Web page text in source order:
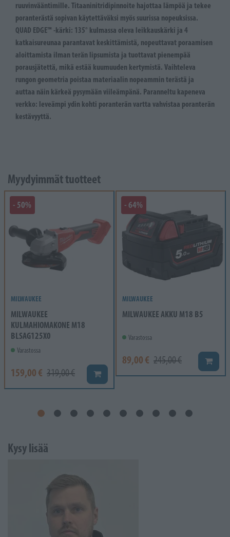
ruuvinvääntimille. Titaaninitridipinnoite hajottaa lämpöä ja tekee
poranterästä sopivan käytettäväksi myös suurissa nopeuksissa.
QUAD EDGE™ -kärki: 135° kulmassa oleva leikkauskärki ja 4
katkaisureunaa parantavat keskittämistä, nopeuttavat poraamisen
aloittamista ilman terän lipsumista ja tuottavat pienempää
porausjätettä, mikä estää kuumuuden kertymistä. Vaihteleva
rungon geometria poistaa materiaalin nopeammin terästä ja
auttaa näin kärkeä pysymään viileämpänä. Paranneltu kapeneva
verkko: leveämpi ydin kohti poranterän vartta vahvistaa poranterän
kestävyyttä.
Myydyimmät tuotteet
- 50%
MILWAUKEE
MILWAUKEE
KULMAHIOMAKONE M18
BLSAG125X0
Varastossa
159,00 € 319,00 € Lisää koriin
- 64%
MILWAUKEE
MILWAUKEE AKKU M18 B5
Varastossa
89,00 € 245,00 € Lisää
Kysy lisää